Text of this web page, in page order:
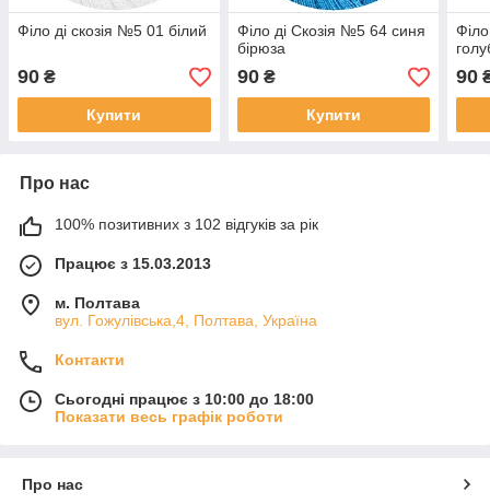
Філо ді скозія №5 01 білий
90 ₴
Купити
Філо ді Скозія №5 64 синя
бірюза
90₴
Купити
90
Про нас
100% позитивних з 102 відгуків за рік
Працює з 15.03.2013
м. Полтава
вул. Гожулівська,4, Полтава, Україна
Контакти
Сьогодні працює з 10:00 до 18:00
Показати весь графік роботи
Про нас